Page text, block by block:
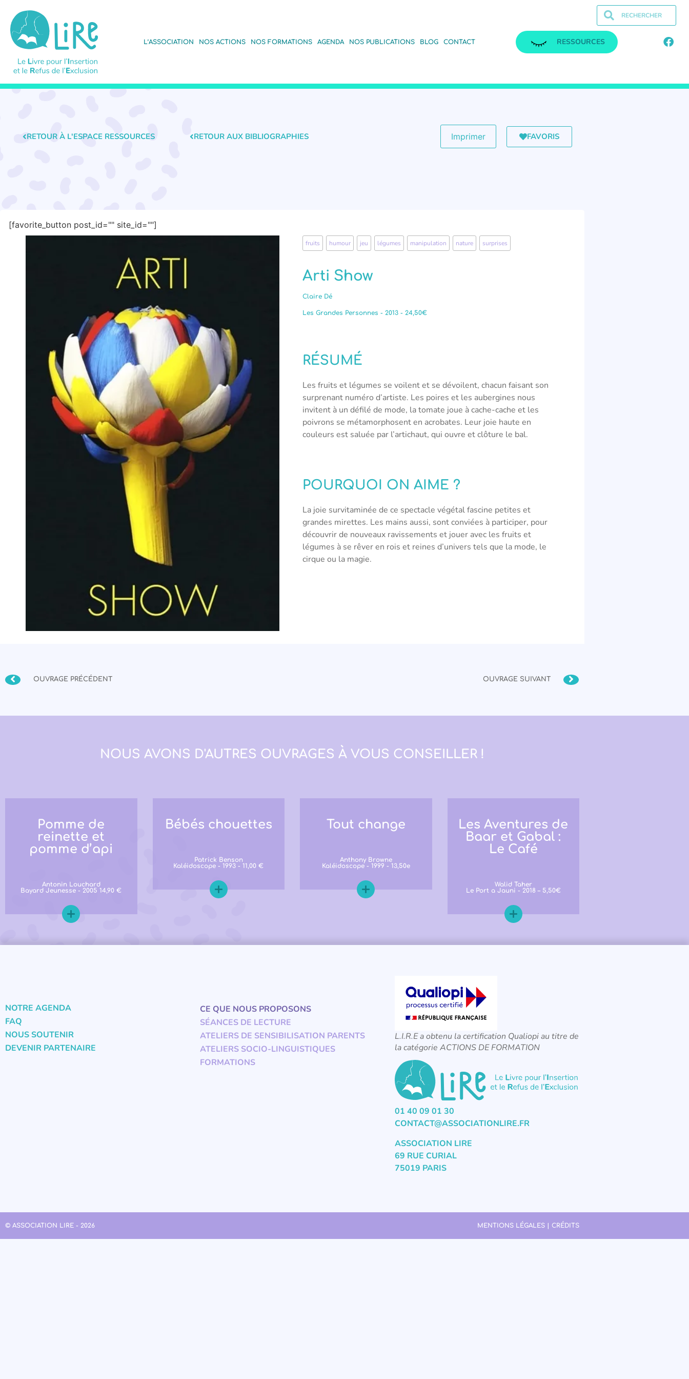
L’ASSOCIATION NOS ACTIONS NOS FORMATIONS AGENDA NOS PUBLICATIONS BLOG CONTACT RESSOURCES
RETOUR À L'ESPACE RESSOURCES RETOUR AUX BIBLIOGRAPHIES Imprimer FAVORIS
[favorite_button post_id="" site_id=""]
fruits humour jeu légumes manipulation nature surprises
Arti Show
Claire Dé
Les Grandes Personnes - 2013 - 24,50€
RÉSUMÉ
Les fruits et légumes se voilent et se dévoilent, chacun faisant son
surprenant numéro d’artiste. Les poires et les aubergines nous
invitent à un défilé de mode, la tomate joue à cache-cache et les
poivrons se métamorphosent en acrobates. Leur joie haute en
couleurs est saluée par l’artichaut, qui ouvre et clôture le bal.
POURQUOI ON AIME ?
La joie survitaminée de ce spectacle végétal fascine petites et
grandes mirettes. Les mains aussi, sont conviées à participer, pour
découvrir de nouveaux ravissements et jouer avec les fruits et
légumes à se rêver en rois et reines d’univers tels que la mode, le
cirque ou la magie.
OUVRAGE PRÉCÉDENT OUVRAGE SUIVANT
NOUS AVONS D'AUTRES OUVRAGES À VOUS CONSEILLER !
Pomme de
reinette et
pomme d’api
Antonin Louchard
Bayard Jeunesse - 2005 14,90 €
Bébés chouettes
Patrick Benson
Kaléidoscope - 1993 - 11,00 €
Tout change
Anthony Browne
Kaléidoscope - 1999 - 13,50e
Les Aventures de
Baar et Gabal :
Le Café
Walid Taher
Le Port a Jauni - 2018 – 5,50€
NOTRE AGENDA
FAQ
NOUS SOUTENIR
DEVENIR PARTENAIRE
CE QUE NOUS PROPOSONS
SÉANCES DE LECTURE
ATELIERS DE SENSIBILISATION PARENTS
ATELIERS SOCIO-LINGUISTIQUES
FORMATIONS
L.I.R.E a obtenu la certification Qualiopi au titre de
la catégorie ACTIONS DE FORMATION
01 40 09 01 30
CONTACT@ASSOCIATIONLIRE.FR
ASSOCIATION LIRE
69 RUE CURIAL
75019 PARIS
© ASSOCIATION LIRE - 2026 MENTIONS LÉGALES | CRÉDITS